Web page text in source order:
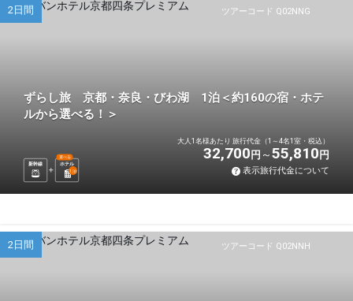
ツアーコード Q02NNG
2日間
ずらし旅 京都・奈良・びわ湖 1泊＜約160の宿・ホテ
ルから選べる！＞
新幹線 ホテル
選べる
1 泊
大人1名様あたり 旅行代金（1～4名1室・税込）
32,700 円 55,810 円
表示旅行代金について
ツアーコード Q02NNH
2日間